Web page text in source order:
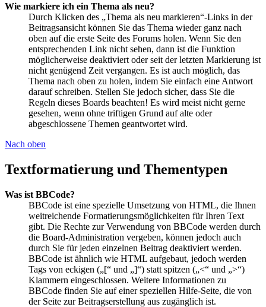
Wie markiere ich ein Thema als neu?
Durch Klicken des „Thema als neu markieren“-Links in der
Beitragsansicht können Sie das Thema wieder ganz nach
oben auf die erste Seite des Forums holen. Wenn Sie den
entsprechenden Link nicht sehen, dann ist die Funktion
möglicherweise deaktiviert oder seit der letzten Markierung ist
nicht genügend Zeit vergangen. Es ist auch möglich, das
Thema nach oben zu holen, indem Sie einfach eine Antwort
darauf schreiben. Stellen Sie jedoch sicher, dass Sie die
Regeln dieses Boards beachten! Es wird meist nicht gerne
gesehen, wenn ohne triftigen Grund auf alte oder
abgeschlossene Themen geantwortet wird.
Nach oben
Textformatierung und Thementypen
Was ist BBCode?
BBCode ist eine spezielle Umsetzung von HTML, die Ihnen
weitreichende Formatierungsmöglichkeiten für Ihren Text
gibt. Die Rechte zur Verwendung von BBCode werden durch
die Board-Administration vergeben, können jedoch auch
durch Sie für jeden einzelnen Beitrag deaktiviert werden.
BBCode ist ähnlich wie HTML aufgebaut, jedoch werden
Tags von eckigen („[“ und „]“) statt spitzen („<“ und „>“)
Klammern eingeschlossen. Weitere Informationen zu
BBCode finden Sie auf einer speziellen Hilfe-Seite, die von
der Seite zur Beitragserstellung aus zugänglich ist.